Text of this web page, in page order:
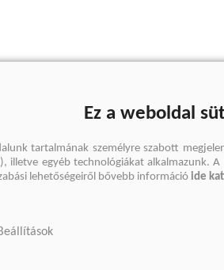
Ez a weboldal
tartalmának személyre szabott
illetve egyéb technológiákat alkalmazunk.
lehetőségeiről bővebb információ ide